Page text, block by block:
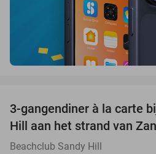
3-gangendiner à la carte
Hill aan het strand van
Beachclub Sandy Hill